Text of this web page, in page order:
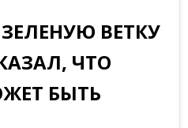
ВЕТКУ
ЧТО
БЫТЬ